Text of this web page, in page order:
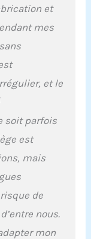
pour
ce
peut être
taille
permet de
à tout
où, et
ULTRA
PUISSANT
de
et
mes
et le
soit parfois
est
mais
de
nous.
mon